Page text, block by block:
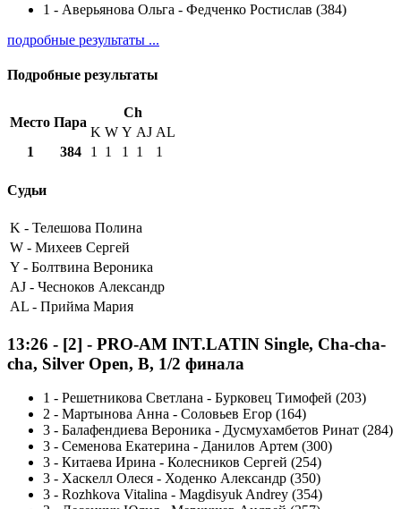
1 - Аверьянова Ольга - Федченко Ростислав (384)
подробные результаты ...
Подробные результаты
Место Пара
Ch
K W Y AJ AL
1
384 1 1 1 1 1
Судьи
K - Телешова Полина
W - Михеев Сергей
Y - Болтвина Вероника
AJ - Чесноков Александр
AL - Прийма Мария
13:26 - [2] - PRO-AM INT.LATIN Single, Cha-cha-
cha, Silver Open, B, 1/2 финала
1 - Решетникова Светлана - Бурковец Тимофей (203)
2 - Мартынова Анна - Соловьев Егор (164)
3 - Балафендиева Вероника - Дусмухамбетов Ринат (284)
3 - Семенова Екатерина - Данилов Артем (300)
3 - Китаева Ирина - Колесников Сергей (254)
3 - Хаскелл Олеся - Ходенко Александр (350)
3 - Rozhkova Vitalina - Magdisyuk Andrey (354)